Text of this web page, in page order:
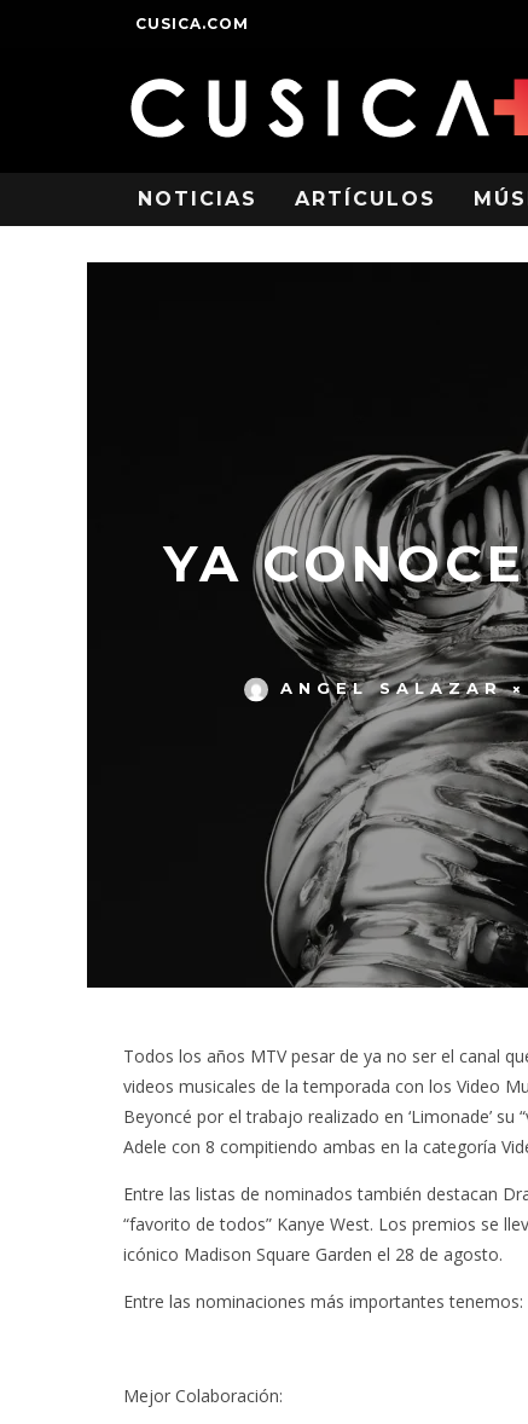
CUSICA.COM
NOTICIAS ARTÍCULOS
YA
ANGEL SALAZAR
Todos los años MTV pesar de ya no ser el canal
videos musicales de la temporada con los Video
Beyoncé por el trabajo realizado en ‘Limonade’
Adele con 8 compitiendo ambas en la categoría
Entre las listas de nominados también destacan
“favorito de todos” Kanye West. Los premios se
icónico Madison Square Garden el 28 de agosto.
Entre las nominaciones más importantes tenemos:
Mejor Colaboración: